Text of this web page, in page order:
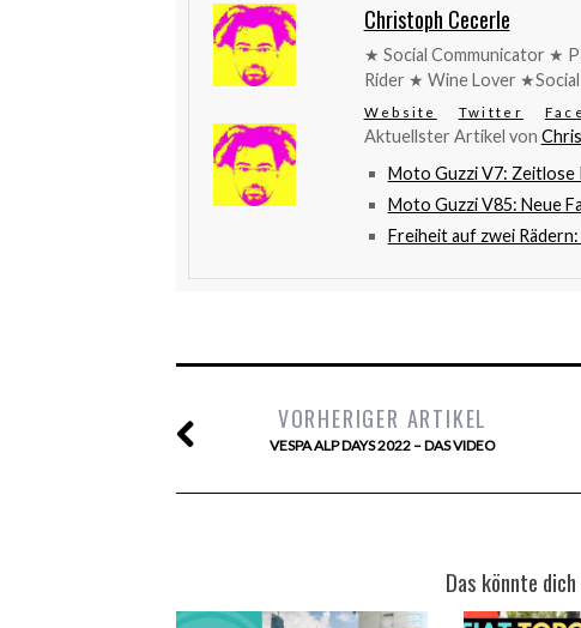
Christoph Cecerle
★ Social Communicator ★
Rider ★ Wine Lover
Website Twitter
Aktuellster Artikel von
Moto Guzzi V7: Zeitlose
Moto Guzzi V85: Neue
Freiheit auf zwei
VORHERIGER ARTIKEL
VESPA ALP DAYS 2022 – DAS VIDEO
Das könnte